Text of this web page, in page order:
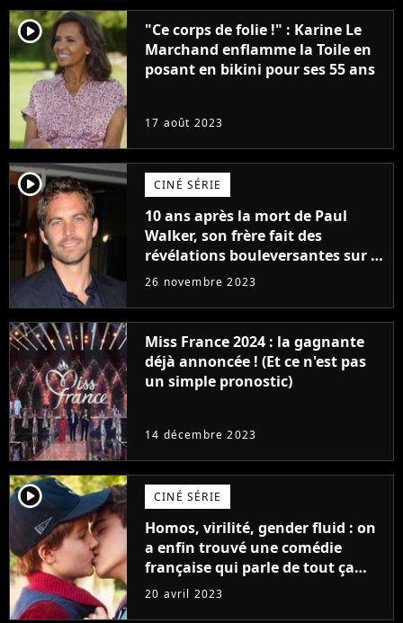
player2
"Ce corps de folie !" : Karine Le
Marchand enflamme la Toile en
posant en bikini pour ses 55 ans
17 août 2023
player2 CINÉ SÉRIE
10 ans après la mort de Paul
Walker, son frère fait des
révélations bouleversantes sur la
réaction des acteurs de Fast and
26 novembre 2023
Miss France 2024 : la gagnante
déjà annoncée ! (Et ce n'est pas
un simple pronostic)
14 décembre 2023
player2 CINÉ SÉRIE
Homos, virilité, gender fluid : on
a enfin trouvé une comédie
française qui parle de tout ça
sans être super ringarde
20 avril 2023